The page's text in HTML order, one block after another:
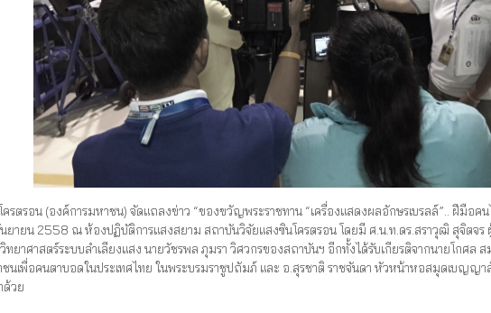
รอน (องค์การมหาชน) จัดแถลงข่าว “ของขวัญพระราชทาน “เครื่องแสดงผลอักษรเบรลล์”.. ฝีมือคน
นยายน 2558 ณ ห้องปฏิบัติการแสงสยาม สถาบันวิจัยแสงซินโครตรอน โดยมี ศ.น.ท.ดร.สราวุฒิ สุจิตจร
ทยาศาสตร์ระบบลำเลียงแสง นายวัชรพล ภุมรา วิศวกรของสถาบันฯ อีกทั้งได้รับเกียรติจากนายโกศล
นเพื่อคนตาบอดในประเทศไทย ในพระบรมราชูปถัมภ์ และ อ.สุรชาติ ราชจันดา หัวหน้าหอสมุดเบญญ
ด้วย